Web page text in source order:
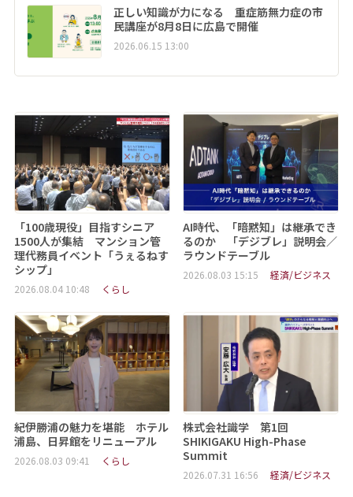
正しい知識が力になる 重症筋無力症の市
民講座が8月8日に広島で開催
2026.06.15 13:00
「100歳現役」目指すシニア
1500人が集結 マンション管
理代務員イベント「うぇるねす
シップ」
2026.08.04 10:48 くらし
AI時代、「暗黙知」は継承でき
るのか 「デジブレ」説明会／
ラウンドテーブル
2026.08.03 15:15 経済/ビジネス
紀伊勝浦の魅力を堪能 ホテル
浦島、日昇館をリニューアル
2026.08.03 09:41 くらし
株式会社識学 第1回
SHIKIGAKU High-Phase
Summit
2026.07.31 16:56 経済/ビジネス